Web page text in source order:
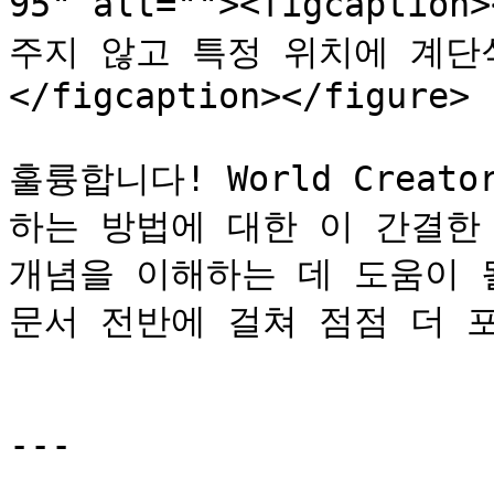
주지 않고 특정 위치에 계
</figcaption></figure>
훌륭합니다! World
하는 방법에 대한 이 간결
개념을 이해하는 데 도움
문서 전반에 걸쳐 점점 더
---